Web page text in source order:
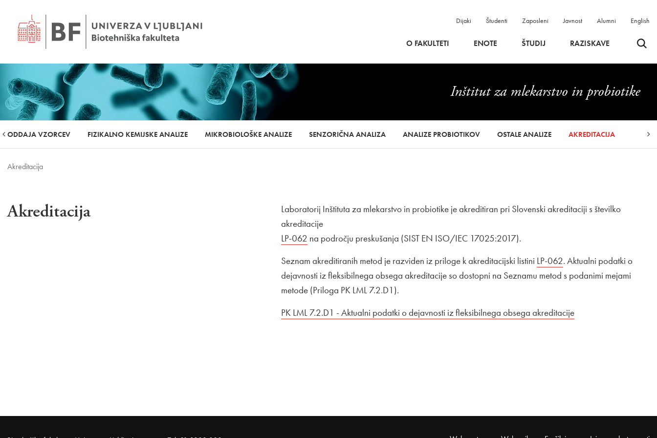
Dijaki Študenti Zaposleni Javnost Alumni English
O FAKULTETI ENOTE ŠTUDIJ RAZISKAVE Odpri
Inštitut za mlekarstvo in probiotike
ODDAJA VZORCEV FIZIKALNO KEMIJSKE ANALIZE MIKROBIOLOŠKE ANALIZE SENZORIČNA ANALIZA ANALIZE PROBIOTIKOV OSTALE ANALIZE AKREDITACIJA
Akreditacija
Akreditacija
Laboratorij Inštituta za mlekarstvo in probiotike je akreditiran pri Slovenski akreditaciji s številko
akreditacije
Zunanja povezava na
LP-062 Odpira se v novem oknu
na področju preskušanja (SIST EN ISO/IEC 17025:2017).
Seznam akreditiranih metod je razviden iz priloge k akreditacijski listini Zunanja povezava na
LP-062Odpira se v novem oknu
. Aktualni podatki o
dejavnosti iz fleksibilnega obsega akreditacije so dostopni na Seznamu metod s podanimi mejami
metode (Priloga PK LML 7.2.D1).
Povezava na dokument
PK LML 7.2.D1 - Aktualni podatki o dejavnosti iz fleksibilnega obsega akreditacije